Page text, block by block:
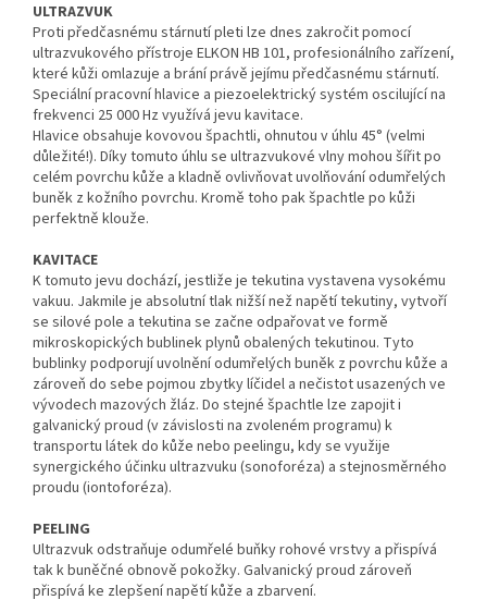
ULTRAZVUK
Proti předčasnému stárnutí pleti lze dnes zakročit pomocí
ultrazvukového přístroje ELKON HB 101, profesionálního zařízení,
které kůži omlazuje a brání právě jejímu předčasnému stárnutí.
Speciální pracovní hlavice a piezoelektrický systém oscilující na
frekvenci 25 000 Hz využívá jevu kavitace.
Hlavice obsahuje kovovou špachtli, ohnutou v úhlu 45° (velmi
důležité!). Díky tomuto úhlu se ultrazvukové vlny mohou šířit po
celém povrchu kůže a kladně ovlivňovat uvolňování odumřelých
buněk z kožního povrchu. Kromě toho pak špachtle po kůži
perfektně klouže.
KAVITACE
K tomuto jevu dochází, jestliže je tekutina vystavena vysokému
vakuu. Jakmile je absolutní tlak nižší než napětí tekutiny, vytvoří
se silové pole a tekutina se začne odpařovat ve formě
mikroskopických bublinek plynů obalených tekutinou. Tyto
bublinky podporují uvolnění odumřelých buněk z povrchu kůže a
zároveň do sebe pojmou zbytky líčidel a nečistot usazených ve
vývodech mazových žláz. Do stejné špachtle lze zapojit i
galvanický proud (v závislosti na zvoleném programu) k
transportu látek do kůže nebo peelingu, kdy se využije
synergického účinku ultrazvuku (sonoforéza) a stejnosměrného
proudu (iontoforéza).
PEELING
Ultrazvuk odstraňuje odumřelé buňky rohové vrstvy a přispívá
tak k buněčné obnově pokožky. Galvanický proud zároveň
přispívá ke zlepšení napětí kůže a zbarvení.